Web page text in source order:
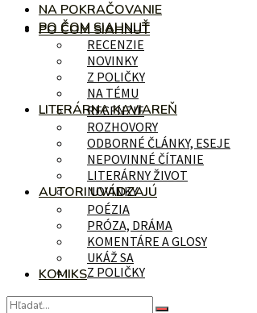
PO ČOM SIAHNUŤ
RECENZIE
NOVINKY
Z POLIČKY
NA POKRAČOVANIE
PO ČOM SIAHNUŤ
RECENZIE
NOVINKY
Z POLIČKY
NA TÉMU
LITERÁRNA KAVIAREŇ
ROZHOVORY
ODBORNÉ ČLÁNKY, ESEJE
NEPOVINNÉ ČÍTANIE
LITERÁRNY ŽIVOT
AUTORI UVÁDZAJÚ
POÉZIA
PRÓZA, DRÁMA
KOMENTÁRE A GLOSY
UKÁŽ SA
KOMIKS